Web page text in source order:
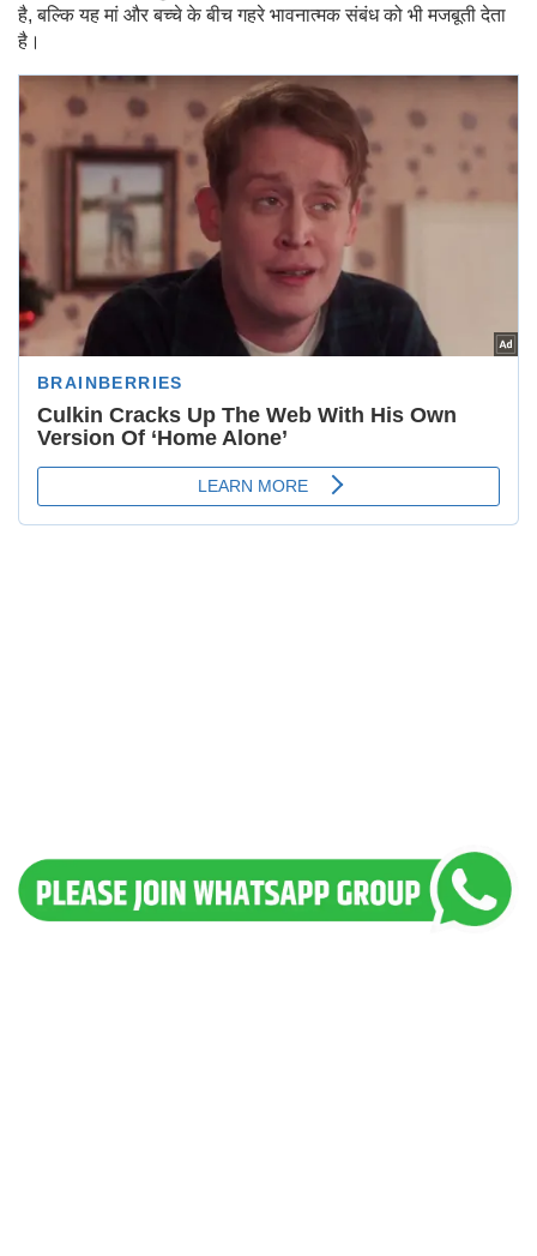
है, बल्कि यह मां और बच्चे के बीच गहरे भावनात्मक संबंध को भी मजबूती देता
है।